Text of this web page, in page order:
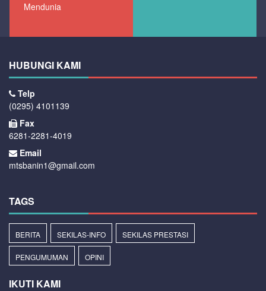
Mendunia
HUBUNGI KAMI
Telp
(0295) 4101139
Fax
6281-2281-4019
Email
mtsbanin1@gmail.com
TAGS
BERITA SEKILAS-INFO SEKILAS PRESTASI
PENGUMUMAN OPINI
IKUTI KAMI